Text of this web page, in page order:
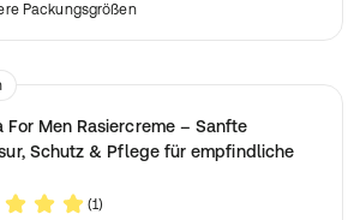
Packungsgrößen
For Men Rasiercreme – Sanfte
Schutz & Pflege für empfindliche
(1)